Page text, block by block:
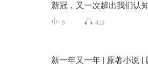
新冠，又一次超出我们认
5 413
新一年又一年 | 原著小说 |